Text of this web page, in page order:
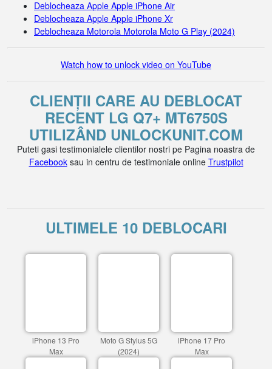
Deblocheaza Apple Apple iPhone Air
Deblocheaza Apple Apple iPhone Xr
Deblocheaza Motorola Motorola Moto G Play (2024)
Watch how to unlock video on YouTube
CLIENȚII CARE AU DEBLOCAT
RECENT LG Q7+ MT6750S
UTILIZÂND UNLOCKUNIT.COM
Puteti gasi testimonialele clientilor nostri pe Pagina noastra de
Facebooksau in centru de testimoniale online Trustpilot
ULTIMELE 10 DEBLOCARI
iPhone 13 Pro
Max
Moto G Stylus 5G
(2024)
iPhone 17 Pro
Max